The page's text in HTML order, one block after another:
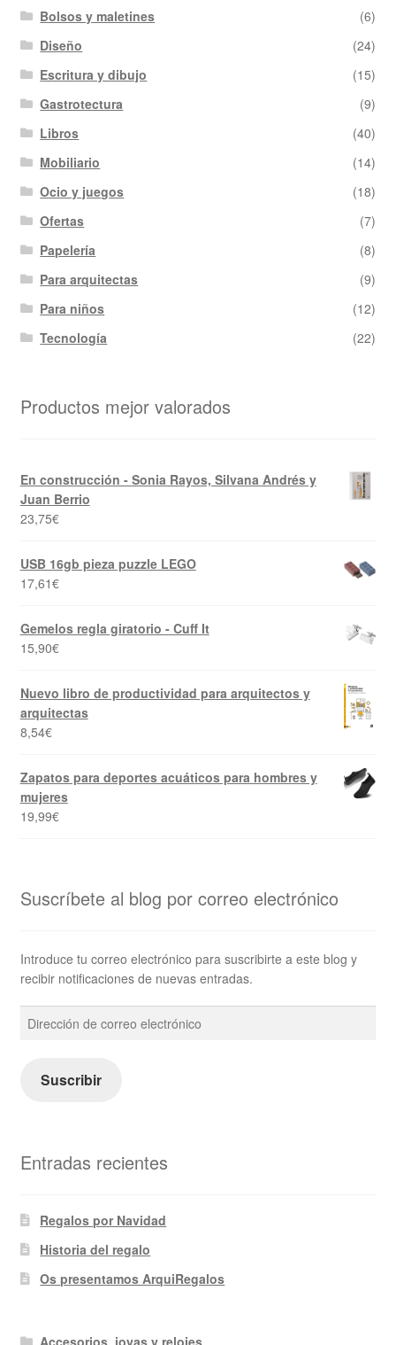
Bolsos y maletines
(6)
Diseño
(24)
Escritura y dibujo
(15)
Gastrotectura
(9)
Libros
(40)
Mobiliario
(14)
Ocio y juegos
(18)
Ofertas
(7)
Papelería
(8)
Para arquitectas
(9)
Para niños
(12)
Tecnología
(22)
Productos mejor valorados
En construcción - Sonia Rayos, Silvana Andrés y
Juan Berrio
23,75€
USB 16gb pieza puzzle LEGO
17,61€
Gemelos regla giratorio - Cuff It
15,90€
Nuevo libro de productividad para arquitectos y
arquitectas
8,54€
Zapatos para deportes acuáticos para hombres y
mujeres
19,99€
Suscríbete al blog por correo electrónico
Introduce tu correo electrónico para suscribirte a este blog y
recibir notificaciones de nuevas entradas.
de
electrónico
Suscribir
Entradas recientes
Regalos por Navidad
Historia del regalo
Os presentamos ArquiRegalos